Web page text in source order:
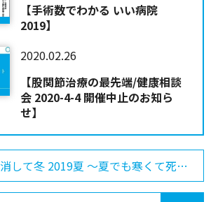
【手術数でわかる いい病院
2019】
2020.02.26
【股関節治療の最先端/健康相談
会 2020-4-4 開催中止のお知ら
せ】
【もみ消して冬 2019夏 〜夏でも寒くて死にそうです〜】